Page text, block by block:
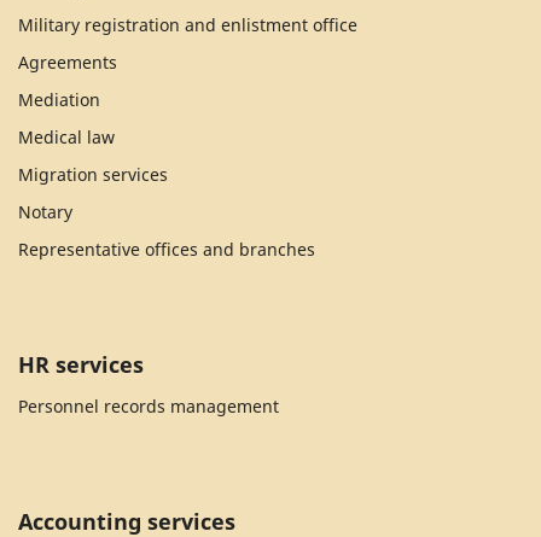
Military registration and enlistment office
Agreements
Mediation
Medical law
Migration services
Notary
Representative offices and branches
HR services
Personnel records management
Accounting services